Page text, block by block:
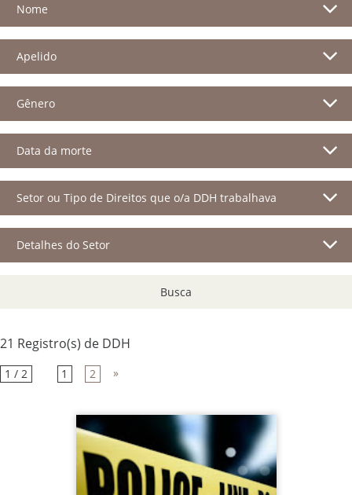
Nome
Apelido
Gênero
Data da morte
Setor ou Tipo de Direitos que o/a DDH trabalhava
Detalhes do Setor
Busca
21 Registro(s) de DDH
1 / 2 1 2 »